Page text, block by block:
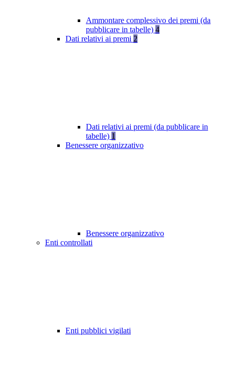
Ammontare complessivo dei premi (da
pubblicare in tabelle) 4
Dati relativi ai premi 2
Dati relativi ai premi (da pubblicare in
tabelle) 1
Benessere organizzativo
Benessere organizzativo
Enti controllati
Enti pubblici vigilati